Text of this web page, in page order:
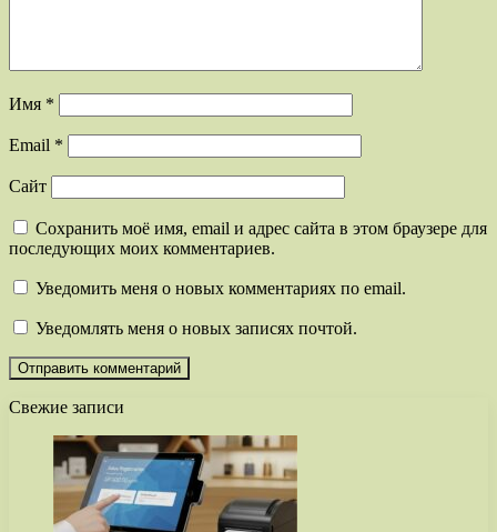
Имя *
Email *
Сайт
Сохранить моё имя, email и адрес сайта в этом браузере для
последующих моих комментариев.
Уведомить меня о новых комментариях по email.
Уведомлять меня о новых записях почтой.
Свежие записи